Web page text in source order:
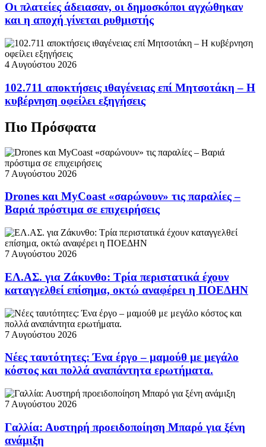
Οι πλατείες άδειασαν, οι δημοσκόποι αγχώθηκαν
και η αποχή γίνεται ρυθμιστής
4 Αυγούστου 2026
102.711 αποκτήσεις ιθαγένειας επί Μητσοτάκη – Η
κυβέρνηση οφείλει εξηγήσεις
Πιο Πρόσφατα
7 Αυγούστου 2026
Drones και MyCoast «σαρώνουν» τις παραλίες –
Βαριά πρόστιμα σε επιχειρήσεις
7 Αυγούστου 2026
ΕΛ.ΑΣ. για Ζάκυνθο: Τρία περιστατικά έχουν
καταγγελθεί επίσημα, οκτώ αναφέρει η ΠΟΕΔΗΝ
7 Αυγούστου 2026
Νέες ταυτότητες: Ένα έργο – μαμούθ με μεγάλο
κόστος και πολλά αναπάντητα ερωτήματα.
7 Αυγούστου 2026
Γαλλία: Αυστηρή προειδοποίηση Μπαρό για ξένη
ανάμιξη